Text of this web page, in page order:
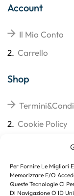
Per Fornire Le Migliori
Memorizzare E/o
Queste Tecnologie Ci
Di Navigazione O ID
Account
Il Mio Conto
2. Carrello
Shop
2. Cookie Policy